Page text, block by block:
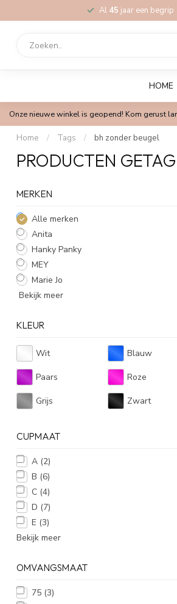
Al 45 jaar een begrip
HOME
Onze nieuwe winkel is geopend! Kom gerust
Home / Tags / bh zonder beugel
PRODUCTEN
MERKEN
Alle merken
Anita
Hanky Panky
MEY
Marie Jo
Bekijk meer
KLEUR
Wit Blauw
Paars Roze
Grijs Zwart
CUPMAAT
A (2)
B (6)
C (4)
D (7)
E (3)
Bekijk meer
OMVANGSMAAT
75 (3)